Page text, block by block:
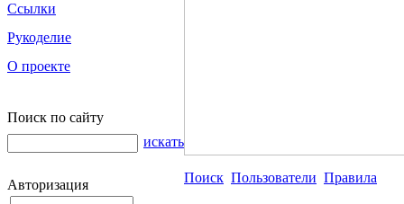
Ссылки
Рукоделие
О проекте
Поиск по сайту
искать
Авторизация Поиск Пользователи Правила